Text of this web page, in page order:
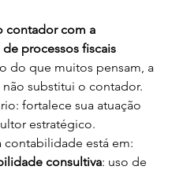
contador com a
processos fiscais
do que muitos pensam, a
não substitui o contador.
fortalece sua atuação
estratégico.
contabilidade está em:
consultiva: uso de